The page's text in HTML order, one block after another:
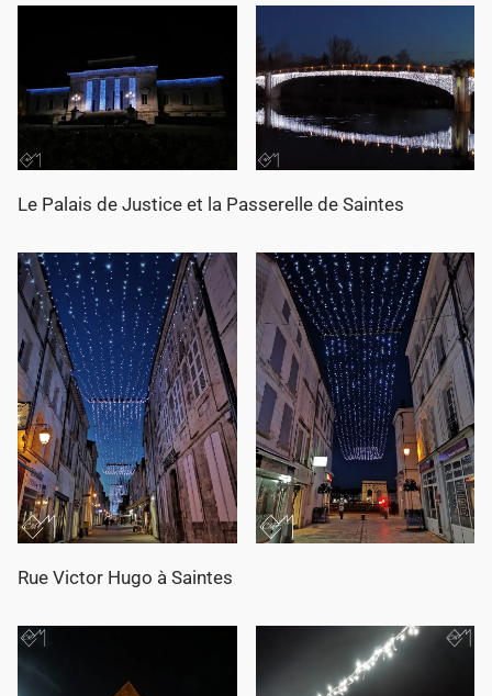
Le Palais de Justice et la Passerelle de Saintes
Rue Victor Hugo à Saintes